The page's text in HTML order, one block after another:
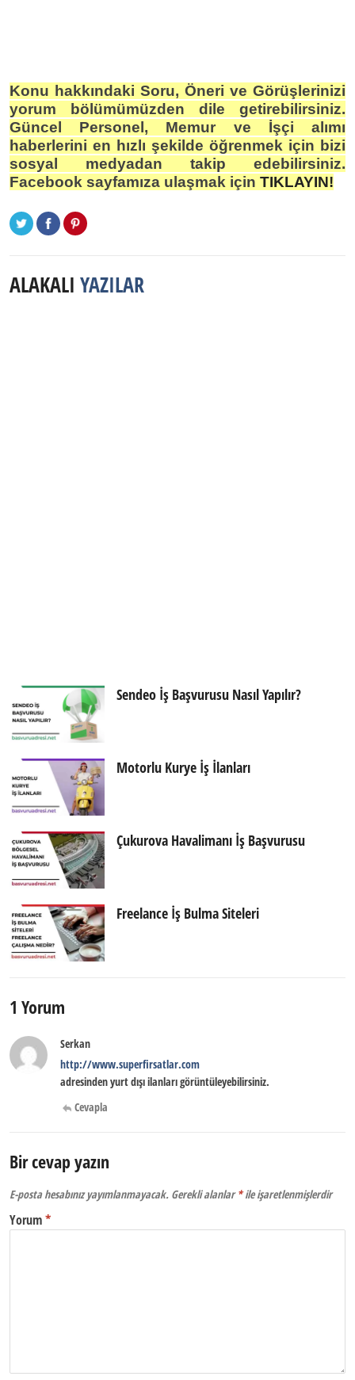
Konu hakkındaki Soru, Öneri ve Görüşlerinizi
yorum bölümümüzden dile getirebilirsiniz.
Güncel Personel, Memur ve İşçi alımı
haberlerini en hızlı şekilde öğrenmek için bizi
sosyal medyadan takip edebilirsiniz.
Facebook sayfamıza ulaşmak için TIKLAYIN!
ALAKALI YAZILAR
Sendeo İş Başvurusu Nasıl Yapılır?
Motorlu Kurye İş İlanları
Çukurova Havalimanı İş Başvurusu
Freelance İş Bulma Siteleri
1 Yorum
Serkan
http://www.superfirsatlar.com
adresinden yurt dışı ilanları görüntüleyebilirsiniz.
Cevapla
Bir cevap yazın
E-posta hesabınız yayımlanmayacak. Gerekli alanlar*ile işaretlenmişlerdir
Yorum*